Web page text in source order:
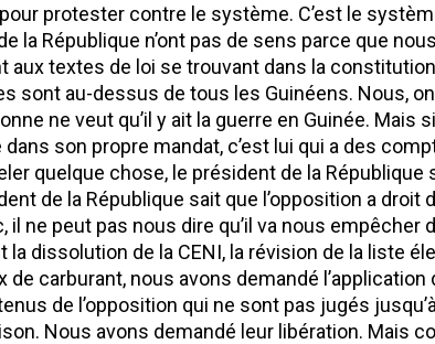
protester contre le système. C’est le
la République n’ont pas de sens parce que
textes de loi se trouvant dans la
sont au-dessus de tous les Guinéens. Nous,
ne veut qu’il y ait la guerre en Guinée. Mais
son propre mandat, c’est lui qui a des
quelque chose, le président de la République
de la République sait que l’opposition a droit
ne peut pas nous dire qu’il va nous empêcher
la dissolution de la CENI, la révision de la liste
carburant, nous avons demandé l’application
de l’opposition qui ne sont pas jugés jusqu’à
Nous avons demandé leur libération. Mais